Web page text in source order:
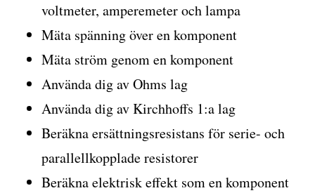
voltmeter, amperemeter och lampa
Mäta spänning över en komponent
Mäta ström genom en komponent
Använda dig av Ohms lag
Använda dig av Kirchhoffs 1:a lag
Beräkna ersättningsresistans för serie- och
parallellkopplade resistorer
Beräkna elektrisk effekt som en komponent